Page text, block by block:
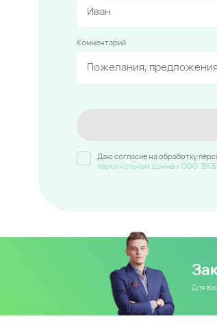
Комментарий
Даю согласие на обработку
персональных данных ООО
Для